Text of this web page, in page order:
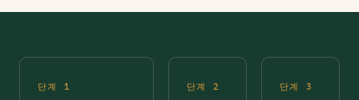
단계 1 단계 2 단계 3